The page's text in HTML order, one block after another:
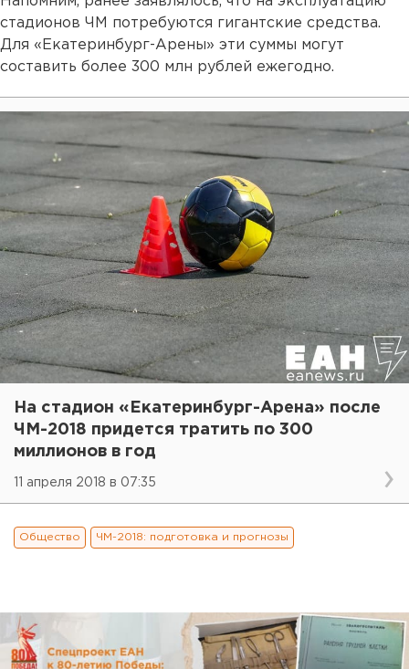
стадионов ЧМ потребуются гигантские средства.
Для «Екатеринбург-Арены» эти суммы могут
составить более 300 млн рублей ежегодно.
На стадион «Екатеринбург-Арена» после
ЧМ-2018 придется тратить по 300
миллионов в год
11 апреля 2018 в 07:35
Общество ЧМ-2018: подготовка и прогнозы